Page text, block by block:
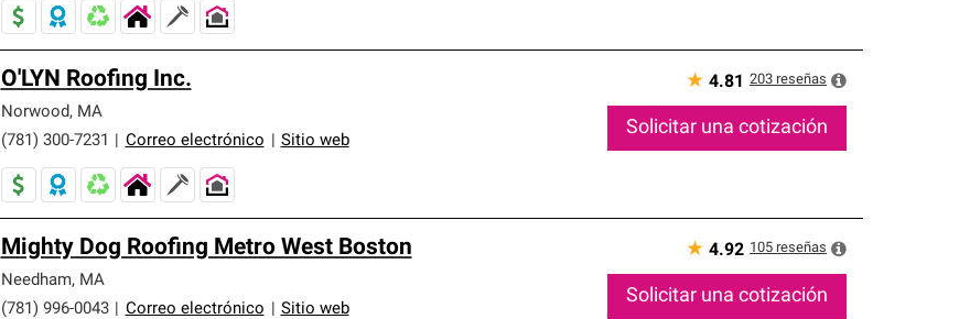
O'LYN Roofing Inc.
Norwood , MA
(781) 300-7231
Correo electrónico Sitio web
★ 4.81 203 reseñas
Solicitar una cotización
Mighty Dog Roofing Metro West Boston
Needham, MA
(781) 996-0043
Correo electrónico Sitio web
★ 4.92 105 reseñas
Solicitar una cotización